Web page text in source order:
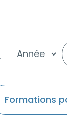
Formations